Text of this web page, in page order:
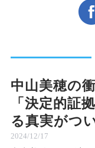
中山美穂の
「決定的証
る真実がつ
2024/12/17